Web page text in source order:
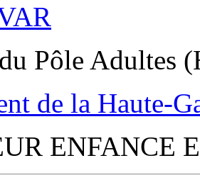
Pôle Adultes
de la Haute-
ENFANCE